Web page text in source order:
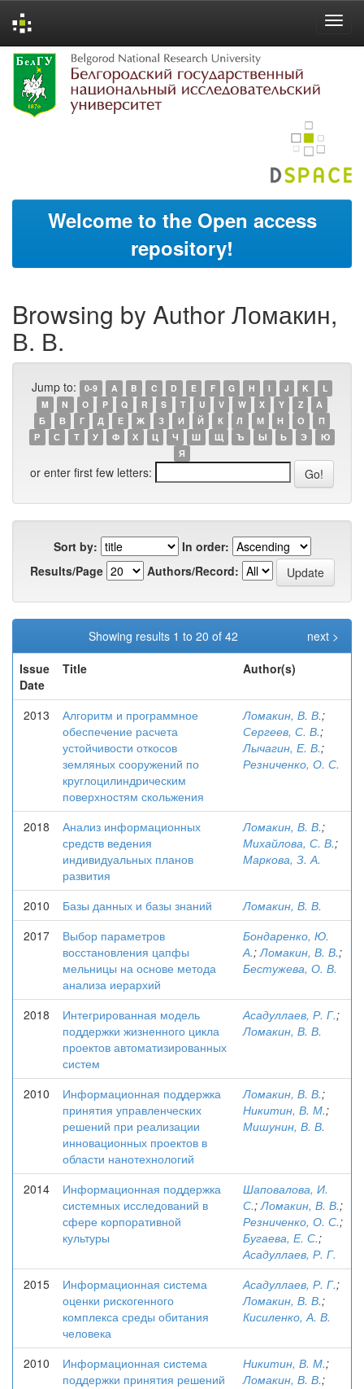
Skip
navigation
Welcome to the Open access
repository!
Browsing by Author Ломакин,
В. В.
Jump to: 0-9 A B C D E F G H I J K
L
M
N O P Q R S T U V W X Y Z
А
Б
В Г Д Е Ж З И Й К Л М Н О
П
Р
С Т У Ф Х Ц Ч Ш Щ Ъ Ы Ь Э
Ю
Я
or enter first few letters:
Sort by:
In order:
Results/Page
Authors/Record:
Showing results 1 to 20 of 42
next >
Issue
Date
Title Author(s)
2013
Алгоритм и программное
обеспечение расчета
устойчивости откосов
земляных сооружений по
круглоцилиндрическим
поверхностям скольжения
Ломакин, В. В.;
Сергеев, С. В.;
Лычагин, Е. В.;
Резниченко, О. С.
2018
Анализ информационных
средств ведения
индивидуальных планов
развития
Ломакин, В. В.;
Михайлова, С. В.;
Маркова, З. А.
2010 Базы данных и базы знаний
Ломакин, В. В.
2017
Выбор параметров
восстановления цапфы
мельницы на основе метода
анализа иерархий
Бондаренко, Ю.
А.;Ломакин, В. В.;
Бестужева, О. В.
2018
Интегрированная модель
поддержки жизненного цикла
проектов автоматизированных
систем
Асадуллаев, Р. Г.;
Ломакин, В. В.
2010
Информационная поддержка
принятия управленческих
решений при реализации
инновационных проектов в
области нанотехнологий
Ломакин, В. В.;
Никитин, В. М.;
Мишунин, В. В.
2014
Информационная поддержка
системных исследований в
сфере корпоративной
культуры
Шаповалова, И.
С.;Ломакин, В. В.;
Резниченко, О. С.;
Бугаева, Е. С.;
Асадуллаев, Р. Г.
2015
Информационная система
оценки рискогенного
комплекса среды обитания
человека
Асадуллаев, Р. Г.;
Ломакин, В. В.;
Кисиленко, А. В.
2010
Информационная система
поддержки принятия решений
Никитин, В. М.;
Ломакин, В. В.;